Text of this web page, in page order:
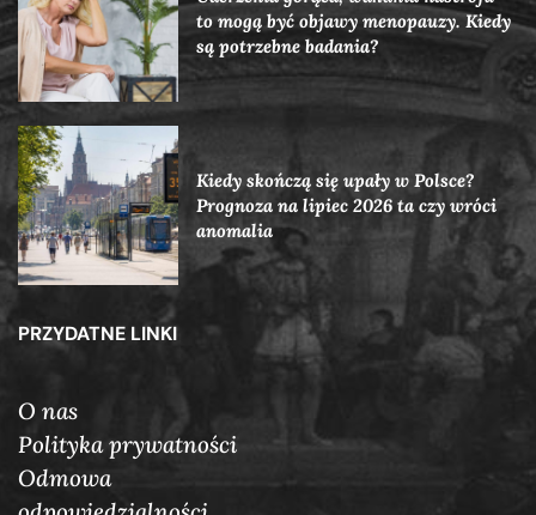
to mogą być objawy menopauzy. Kiedy
są potrzebne badania?
Kiedy skończą się upały w Polsce?
Prognoza na lipiec 2026 ta czy wróci
anomalia
PRZYDATNE LINKI
O nas
Polityka prywatności
Odmowa